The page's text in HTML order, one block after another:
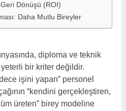
Geri Dönüşü (ROI)
Daha Mutlu Bireyler
diploma ve teknik
yeterli bir kriter değildir.
işini yapan” personel
“kendini gerçekleştiren,
üreten” birey modeline